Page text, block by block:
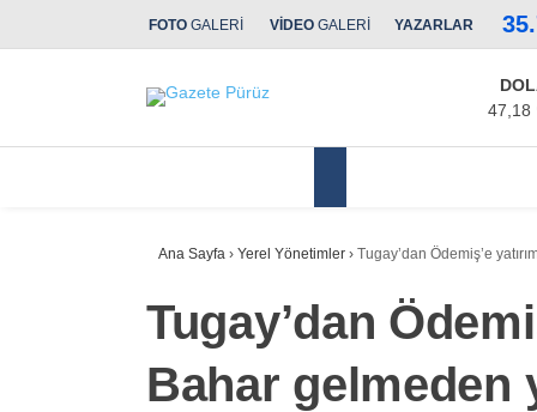
FOTO GALERİ VİDEO GALERİ YAZARLAR
47,18
Ana Sayfa › Yerel Yönetimler › Tugay’dan Ödemiş’e
Tugay’dan
Bahar gelmeden